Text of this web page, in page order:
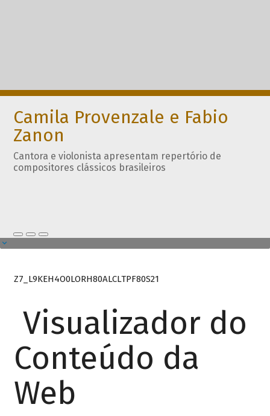
Camila Provenzale e Fabio
Zanon
Cantora e violonista apresentam repertório de
compositores clássicos brasileiros
Z7_L9KEH4O0LORH80ALCLTPF80S21
Visualizador do
Conteúdo da
Web